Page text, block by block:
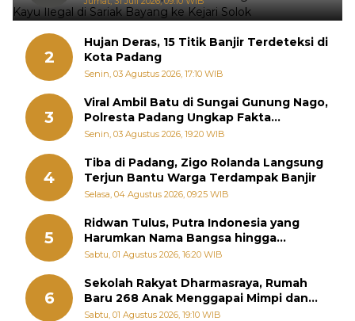
2
Hujan Deras, 15 Titik Banjir Terdeteksi di
Kota Padang
Senin, 03 Agustus 2026, 17:10 WIB
3
Viral Ambil Batu di Sungai Gunung Nago,
Polresta Padang Ungkap Fakta
Sebenarnya
Senin, 03 Agustus 2026, 19:20 WIB
4
Tiba di Padang, Zigo Rolanda Langsung
Terjun Bantu Warga Terdampak Banjir
Selasa, 04 Agustus 2026, 09:25 WIB
5
Ridwan Tulus, Putra Indonesia yang
Harumkan Nama Bangsa hingga
Diabadikan dalam Buku Jepang
Sabtu, 01 Agustus 2026, 16:20 WIB
6
Sekolah Rakyat Dharmasraya, Rumah
Baru 268 Anak Menggapai Mimpi dan
Memutus Rantai Kemiskinan
Sabtu, 01 Agustus 2026, 19:10 WIB